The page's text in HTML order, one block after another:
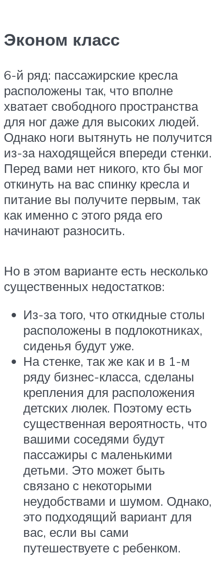
Эконом класс
6-й ряд: пассажирские кресла
расположены так, что вполне
хватает свободного пространства
для ног даже для высоких людей.
Однако ноги вытянуть не получится
из-за находящейся впереди стенки.
Перед вами нет никого, кто бы мог
откинуть на вас спинку кресла и
питание вы получите первым, так
как именно с этого ряда его
начинают разносить.
Но в этом варианте есть несколько
существенных недостатков:
Из-за того, что откидные столы
расположены в подлокотниках,
сиденья будут уже.
На стенке, так же как и в 1-м
ряду бизнес-класса, сделаны
крепления для расположения
детских люлек. Поэтому есть
существенная вероятность, что
вашими соседями будут
пассажиры с маленькими
детьми. Это может быть
связано с некоторыми
неудобствами и шумом. Однако,
это подходящий вариант для
вас, если вы сами
путешествуете с ребенком.